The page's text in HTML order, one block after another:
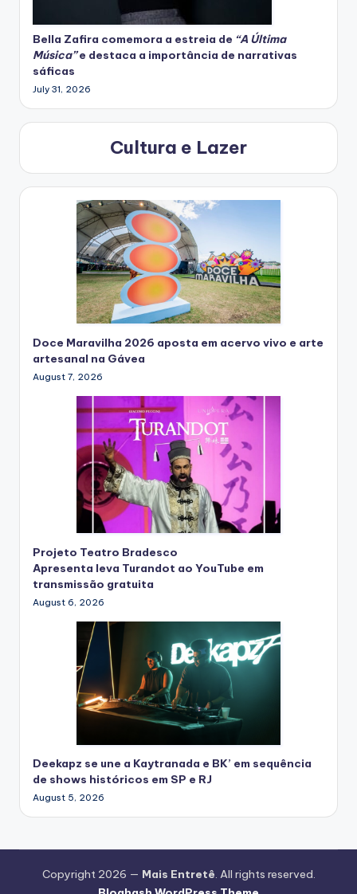
Bella Zafira comemora a estreia de “A Última
Música”e destaca a importância de narrativas
sáficas
July 31, 2026
Cultura e Lazer
Doce Maravilha 2026 aposta em acervo vivo e arte
artesanal na Gávea
August 7, 2026
Projeto Teatro Bradesco
Apresenta leva Turandot ao YouTube em
transmissão gratuita
August 6, 2026
Deekapz se une a Kaytranada e BK’ em sequência
de shows históricos em SP e RJ
August 5, 2026
Copyright 2026 — Mais Entretê. All rights reserved.